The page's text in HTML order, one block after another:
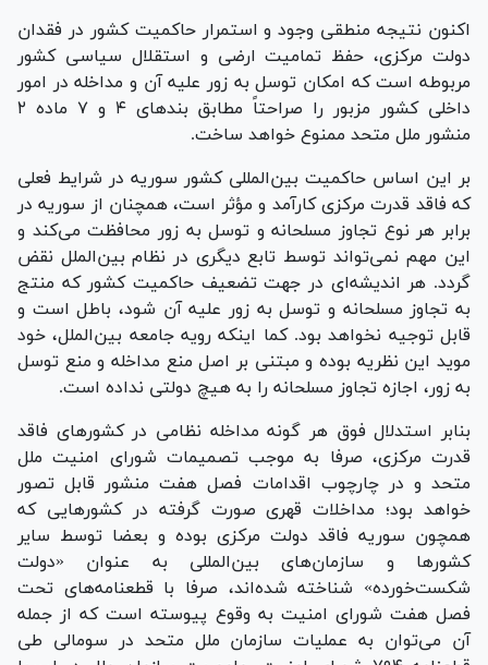
اکنون نتیجه منطقی وجود و استمرار حاکمیت کشور در فقدان
دولت مرکزی، حفظ تمامیت ارضی و استقلال سیاسی کشور
مربوطه است که امکان توسل به زور علیه آن و مداخله در امور
داخلی کشور مزبور را صراحتاً مطابق بند‌های ۴ و ۷ ماده ۲
منشور ملل متحد ممنوع خواهد ساخت.
بر این اساس حاکمیت بین‌المللی کشور سوریه در شرایط فعلی
که فاقد قدرت مرکزی کارآمد و مؤثر است، همچنان از سوریه در
برابر هر نوع تجاوز مسلحانه و توسل به زور محافظت می‌کند و
این مهم نمی‌تواند توسط تابع دیگری در نظام بین‌الملل نقض
گردد. هر اندیشه‌ای در جهت تضعیف حاکمیت کشور که منتج
به تجاوز مسلحانه و توسل به زور علیه آن شود، باطل است و
قابل توجیه نخواهد بود. کما اینکه رویه جامعه بین‌الملل، خود
موید این نظریه بوده و مبتنی بر اصل منع مداخله و منع توسل
به زور، اجازه تجاوز مسلحانه را به هیچ دولتی نداده است.
بنابر استدلال فوق هر گونه مداخله نظامی در کشور‌های فاقد
قدرت مرکزی، صرفا به موجب تصمیمات شورای امنیت ملل
متحد و در چارچوب اقدامات فصل هفت منشور قابل تصور
خواهد بود؛ مداخلات قهری صورت گرفته در کشور‌هایی که
همچون سوریه فاقد دولت مرکزی بوده و بعضا توسط سایر
کشور‌ها و سازمان‌های بین‌المللی به عنوان «دولت
شکست‌خورده» شناخته شده‌اند، صرفا با قطعنامه‌های تحت
فصل هفت شورای امنیت به وقوع پیوسته است که از جمله
آن می‌توان به عملیات سازمان ملل متحد در سومالی طی